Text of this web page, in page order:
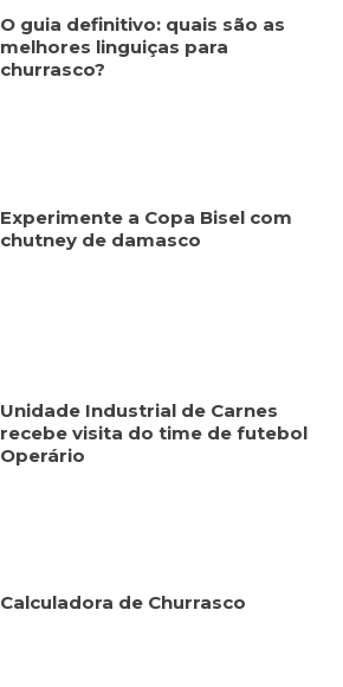
O guia definitivo: quais são as
melhores linguiças para
churrasco?
Experimente a Copa Bisel com
chutney de damasco
Unidade Industrial de Carnes
recebe visita do time de futebol
Operário
Calculadora de Churrasco